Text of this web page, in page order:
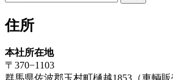
住所
本社所在地
〒370−1103